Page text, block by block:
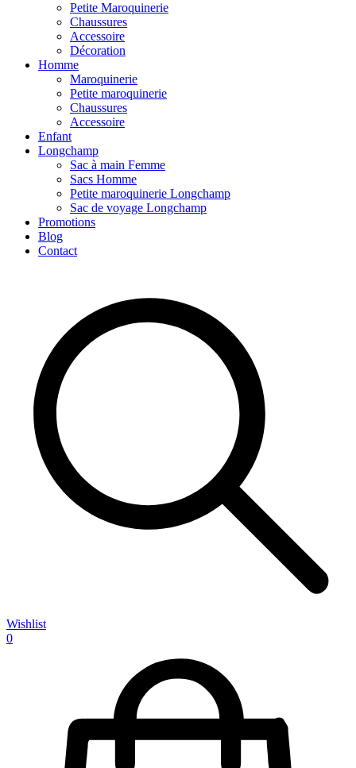
Petite Maroquinerie
Chaussures
Accessoire
Décoration
Homme
Maroquinerie
Petite maroquinerie
Chaussures
Accessoire
Enfant
Longchamp
Sac à main Femme
Sacs Homme
Petite maroquinerie Longchamp
Sac de voyage Longchamp
Promotions
Blog
Contact
Wishlist
0